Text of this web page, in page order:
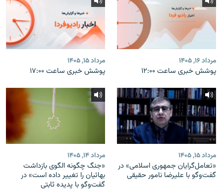
مرداد ۱۶, ۱۴۰۵
پوشش خبری ساعت ۱۲:۰۰
مرداد ۱۵, ۱۴۰۵
پوشش خبری ساعت ۱۷:۰۰
مرداد ۱۵, ۱۴۰۵
«تعامل‌گرایان جمهوری اسلامی» در
گفت‌وگو با علیرضا نامور حقیقی
مرداد ۱۴, ۱۴۰۵
«جنگ چگونه الگوی بازداشت
بهائیان را تغییر داده است» در
گفت‌وگو با پدیده ثابتی